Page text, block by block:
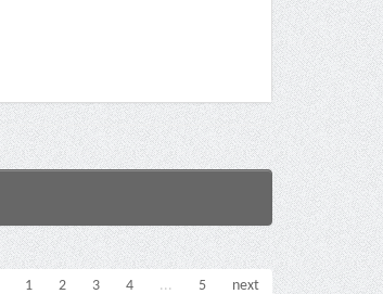
1 2 3 4 ... 5 next